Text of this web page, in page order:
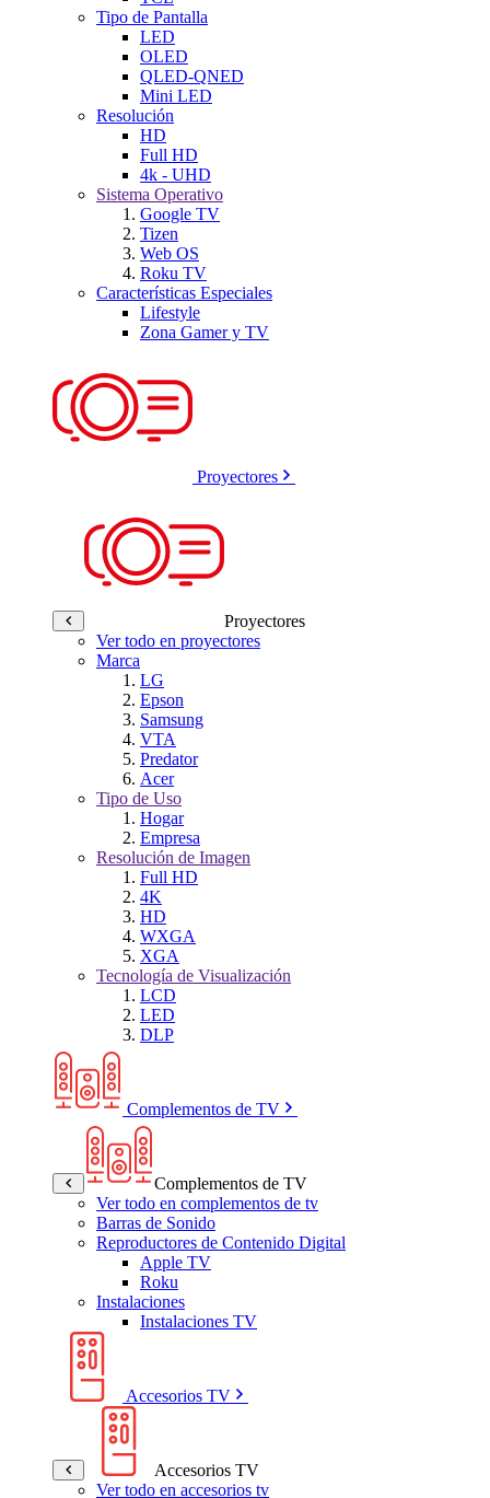
Tipo de Pantalla
LED
OLED
QLED-QNED
Mini LED
Resolución
HD
Full HD
4k - UHD
Sistema Operativo
Google TV
Tizen
Web OS
Roku TV
Características Especiales
Lifestyle
Zona Gamer y TV
Proyectores
Proyectores
Ver todo en proyectores
Marca
LG
Epson
Samsung
VTA
Predator
Acer
Tipo de Uso
Hogar
Empresa
Resolución de Imagen
Full HD
4K
HD
WXGA
XGA
Tecnología de Visualización
LCD
LED
DLP
Complementos de TV
Complementos de TV
Ver todo en complementos de tv
Barras de Sonido
Reproductores de Contenido Digital
Apple TV
Roku
Instalaciones
Instalaciones TV
Accesorios TV
Accesorios TV
Ver todo en accesorios tv